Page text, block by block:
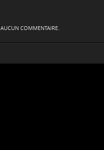
AUCUN COMMENTAIRE.